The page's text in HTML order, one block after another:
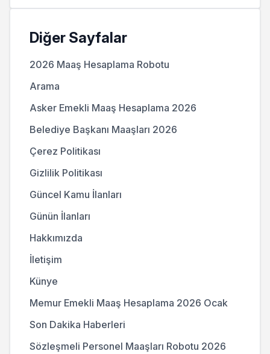
Diğer Sayfalar
2026 Maaş Hesaplama Robotu
Arama
Asker Emekli Maaş Hesaplama 2026
Belediye Başkanı Maaşları 2026
Çerez Politikası
Gizlilik Politikası
Güncel Kamu İlanları
Günün İlanları
Hakkımızda
İletişim
Künye
Memur Emekli Maaş Hesaplama 2026 Ocak
Son Dakika Haberleri
Sözleşmeli Personel Maaşları Robotu 2026